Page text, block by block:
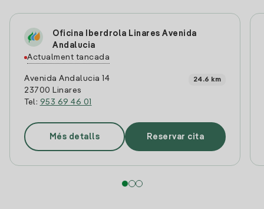
Oficina Iberdrola Linares Avenida
Andalucia
Actualment tancada
Avenida Andalucia 14
23700 Linares
Tel: 953 69 46 01
24.6 km
Més detalls Reservar cita